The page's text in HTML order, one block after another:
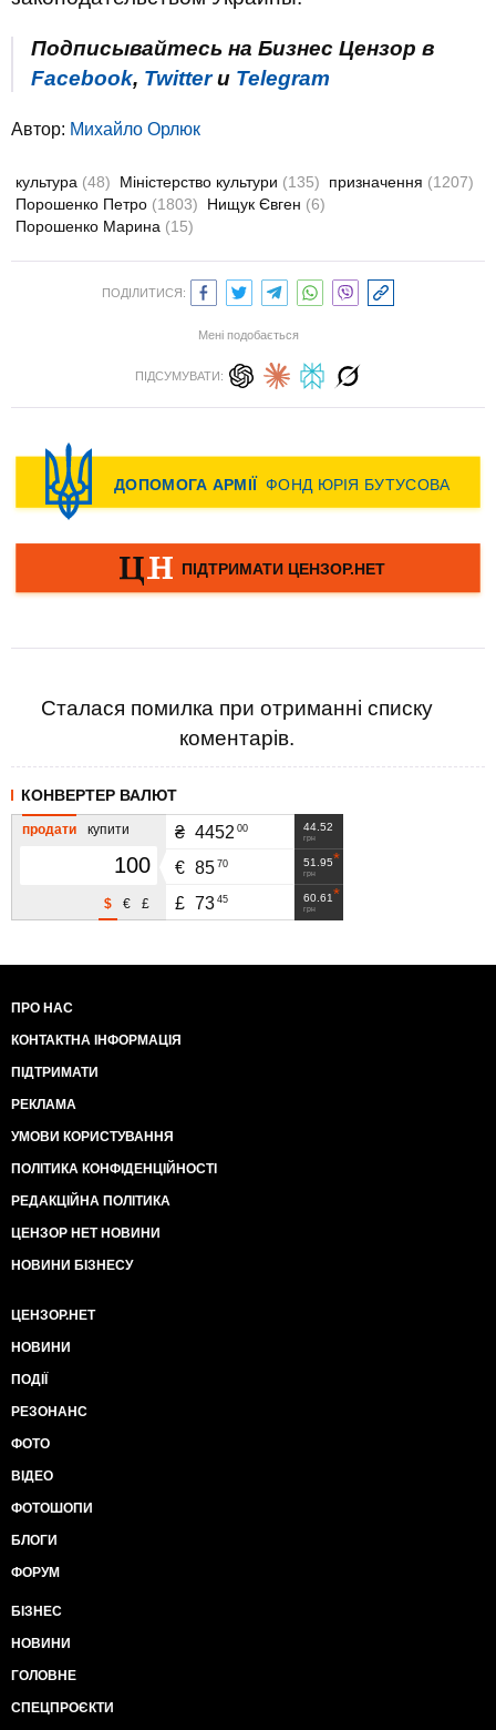
Подписывайтесь на Бизнес Цензор в
Facebook, Twitterи Telegram
Автор: Михайло Орлюк
культура (48) Міністерство культури (135) призначення (1207)
Порошенко Петро (1803) Нищук Євген (6)
Порошенко Марина (15)
ПОДІЛИТИСЯ:
Мені подобається
ПІДСУМУВАТИ:
Сталася помилка при отриманні списку
коментарів.
КОНВЕРТЕР ВАЛЮТ
продати купити
£
€
$
44.52
грн
₴ 4452 00
51.95
грн
€ 85 70
60.61
грн
£ 73 45
ПРО НАС
КОНТАКТНА ІНФОРМАЦІЯ
ПІДТРИМАТИ
РЕКЛАМА
УМОВИ КОРИСТУВАННЯ
ПОЛІТИКА КОНФІДЕНЦІЙНОСТІ
РЕДАКЦІЙНА ПОЛІТИКА
ЦЕНЗОР НЕТ НОВИНИ
НОВИНИ БІЗНЕСУ
ЦЕНЗОР.НЕТ
НОВИНИ
ПОДІЇ
РЕЗОНАНС
ФОТО
ВІДЕО
ФОТОШОПИ
БЛОГИ
ФОРУМ
БІЗНЕС
НОВИНИ
ГОЛОВНЕ
СПЕЦПРОЄКТИ